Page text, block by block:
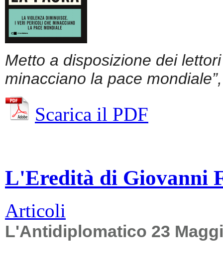
Metto a disposizione dei
minacciano la pace
Scarica il PDF
L'Eredità di Giovanni
Articoli
L'Antidiplomatico 23